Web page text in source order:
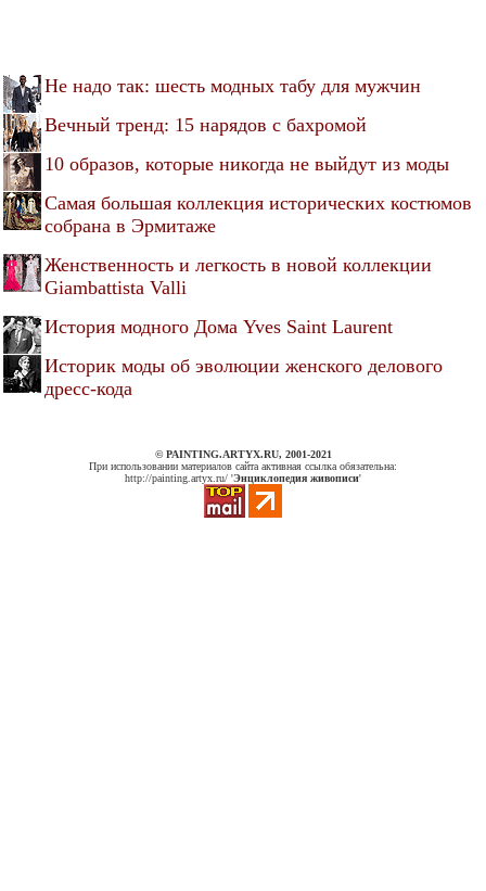
Не надо так: шесть модных табу для мужчин
Вечный тренд: 15 нарядов с бахромой
10 образов, которые никогда не выйдут из моды
Самая большая коллекция исторических костюмов
собрана в Эрмитаже
Женственность и легкость в новой коллекции
Giambattista Valli
История модного Дома Yves Saint Laurent
Историк моды об эволюции женского делового
дресс-кода
© PAINTING.ARTYX.RU, 2001-2021
При использовании материалов сайта активная ссылка обязательна:
http://painting.artyx.ru/ 'Энциклопедия живописи'